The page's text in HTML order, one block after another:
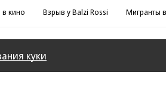
кино Взрыв у Balzi Rossi Мигранты
куки